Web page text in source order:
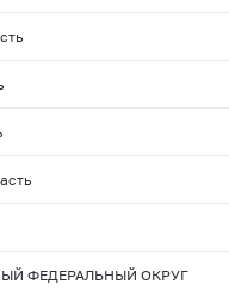
ФЕДЕРАЛЬНЫЙ ОКРУГ